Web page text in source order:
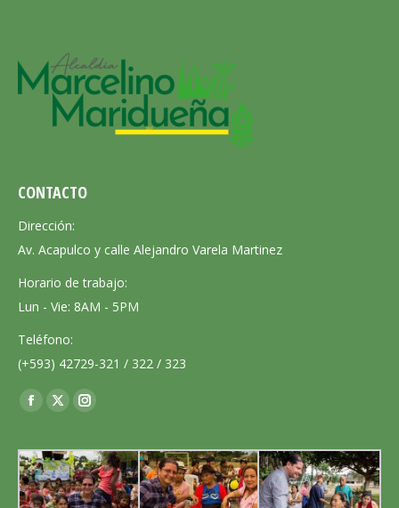
CONTACTO
Dirección:
Av. Acapulco y calle Alejandro Varela Martinez
Horario de trabajo:
Lun - Vie: 8AM - 5PM
Teléfono:
(+593) 42729-321 / 322 / 323
Encuéntranos en:
Facebook
opens
in
new
X
opens
in
new
Instagram
opens
in
new